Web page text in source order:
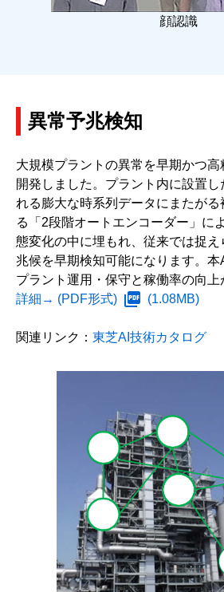
顔認識
異常予兆検知
大規模プラントの異常を早期かつ
開発しました。プラント内に設置
れる膨大な時系列データにまたが
る「2段階オートエンコーダー」に
態変化の中に埋もれ、従来では捉
兆候を早期検知可能になります。
プラント運用・保守と稼働率の向上
詳細→ (PDF形式) (1.08MB)
関連リンク： 東芝AI技術カタログ